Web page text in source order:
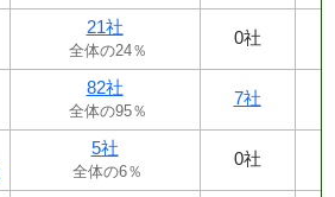
21社
全体の24％
0社
82社
全体の95％
7社
5社
全体の6％
0社